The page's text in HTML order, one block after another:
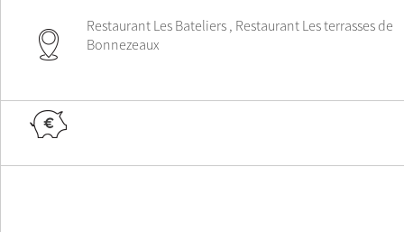
Restaurant Les Bateliers , Restaurant Les terrasses de
Bonnezeaux